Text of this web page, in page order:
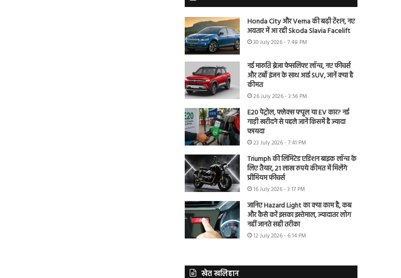
Honda City और Verna की बढ़ी टेंशन, नए
अवतार में आ रही Skoda Slavia Facelift
30 July 2026 - 7:48 PM
नई मारुति ब्रेजा फेसलिफ्ट लॉन्च, नए फीचर्स
और टर्बो इंजन के साथ आई SUV, जानें क्या है
कीमत
26 July 2026 - 3:56 PM
E20 पेट्रोल, फ्लेक्स फ्यूल या EV कार? नई
गाड़ी खरीदने से पहले जानें किसमें है ज्यादा
फायदा
23 July 2026 - 7:41 PM
Triumph की लिमिटेड एडिशन बाइक लॉन्च के
लिए तैयार, 21 लाख रुपये कीमत में मिलेंगे
प्रीमियम फीचर्स
16 July 2026 - 3:17 PM
जानिए Hazard Light का क्या काम है, कब
और कैसे करें इसका इस्तेमाल, ज्यादातर लोग
नहीं जानते सही तरीका
12 July 2026 - 6:14 PM
खेत खलिहान